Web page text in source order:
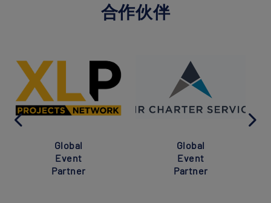
合作伙伴
Global
Event
Partner
Global
Event
Partner